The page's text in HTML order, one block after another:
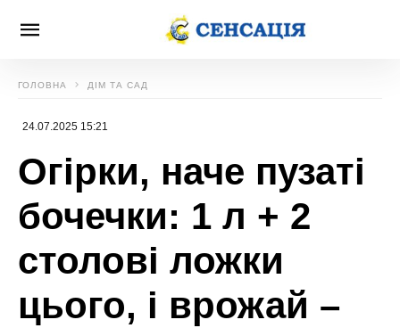
ГОЛОВНА ДІМ ТА САД
24.07.2025 15:21
Огірки, наче пузаті
бочечки: 1 л + 2
столові ложки
цього, і врожай –